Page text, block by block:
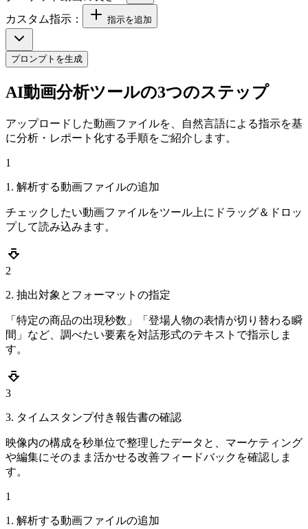
カスタム指示：
指示を追加
プロンプトを生成
AI動画分析ツールの3つのステップ
アップロードした動画ファイルを、自然言語による指示を基
に分析・レポート化する手順をご紹介します。
1
1. 解析する動画ファイルの追加
チェックしたい動画ファイルをツール上にドラッグ＆ドロッ
プして読み込みます。
2
2. 抽出対象とフォーマットの指定
「特定の商品の出現秒数」「登場人物の表情が切り替わる瞬
間」など、調べたい要素を対話形式のテキストで指示しま
す。
3
3. タイムスタンプ付き報告書の確認
映像内の構成を秒単位で整理したデータと、マーケティング
や編集にそのまま活かせる改善フィードバックを確認しま
す。
1
1. 解析する動画ファイルの追加